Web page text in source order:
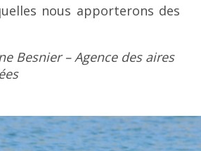
nous apporterons des
Besnier – Agence des aires